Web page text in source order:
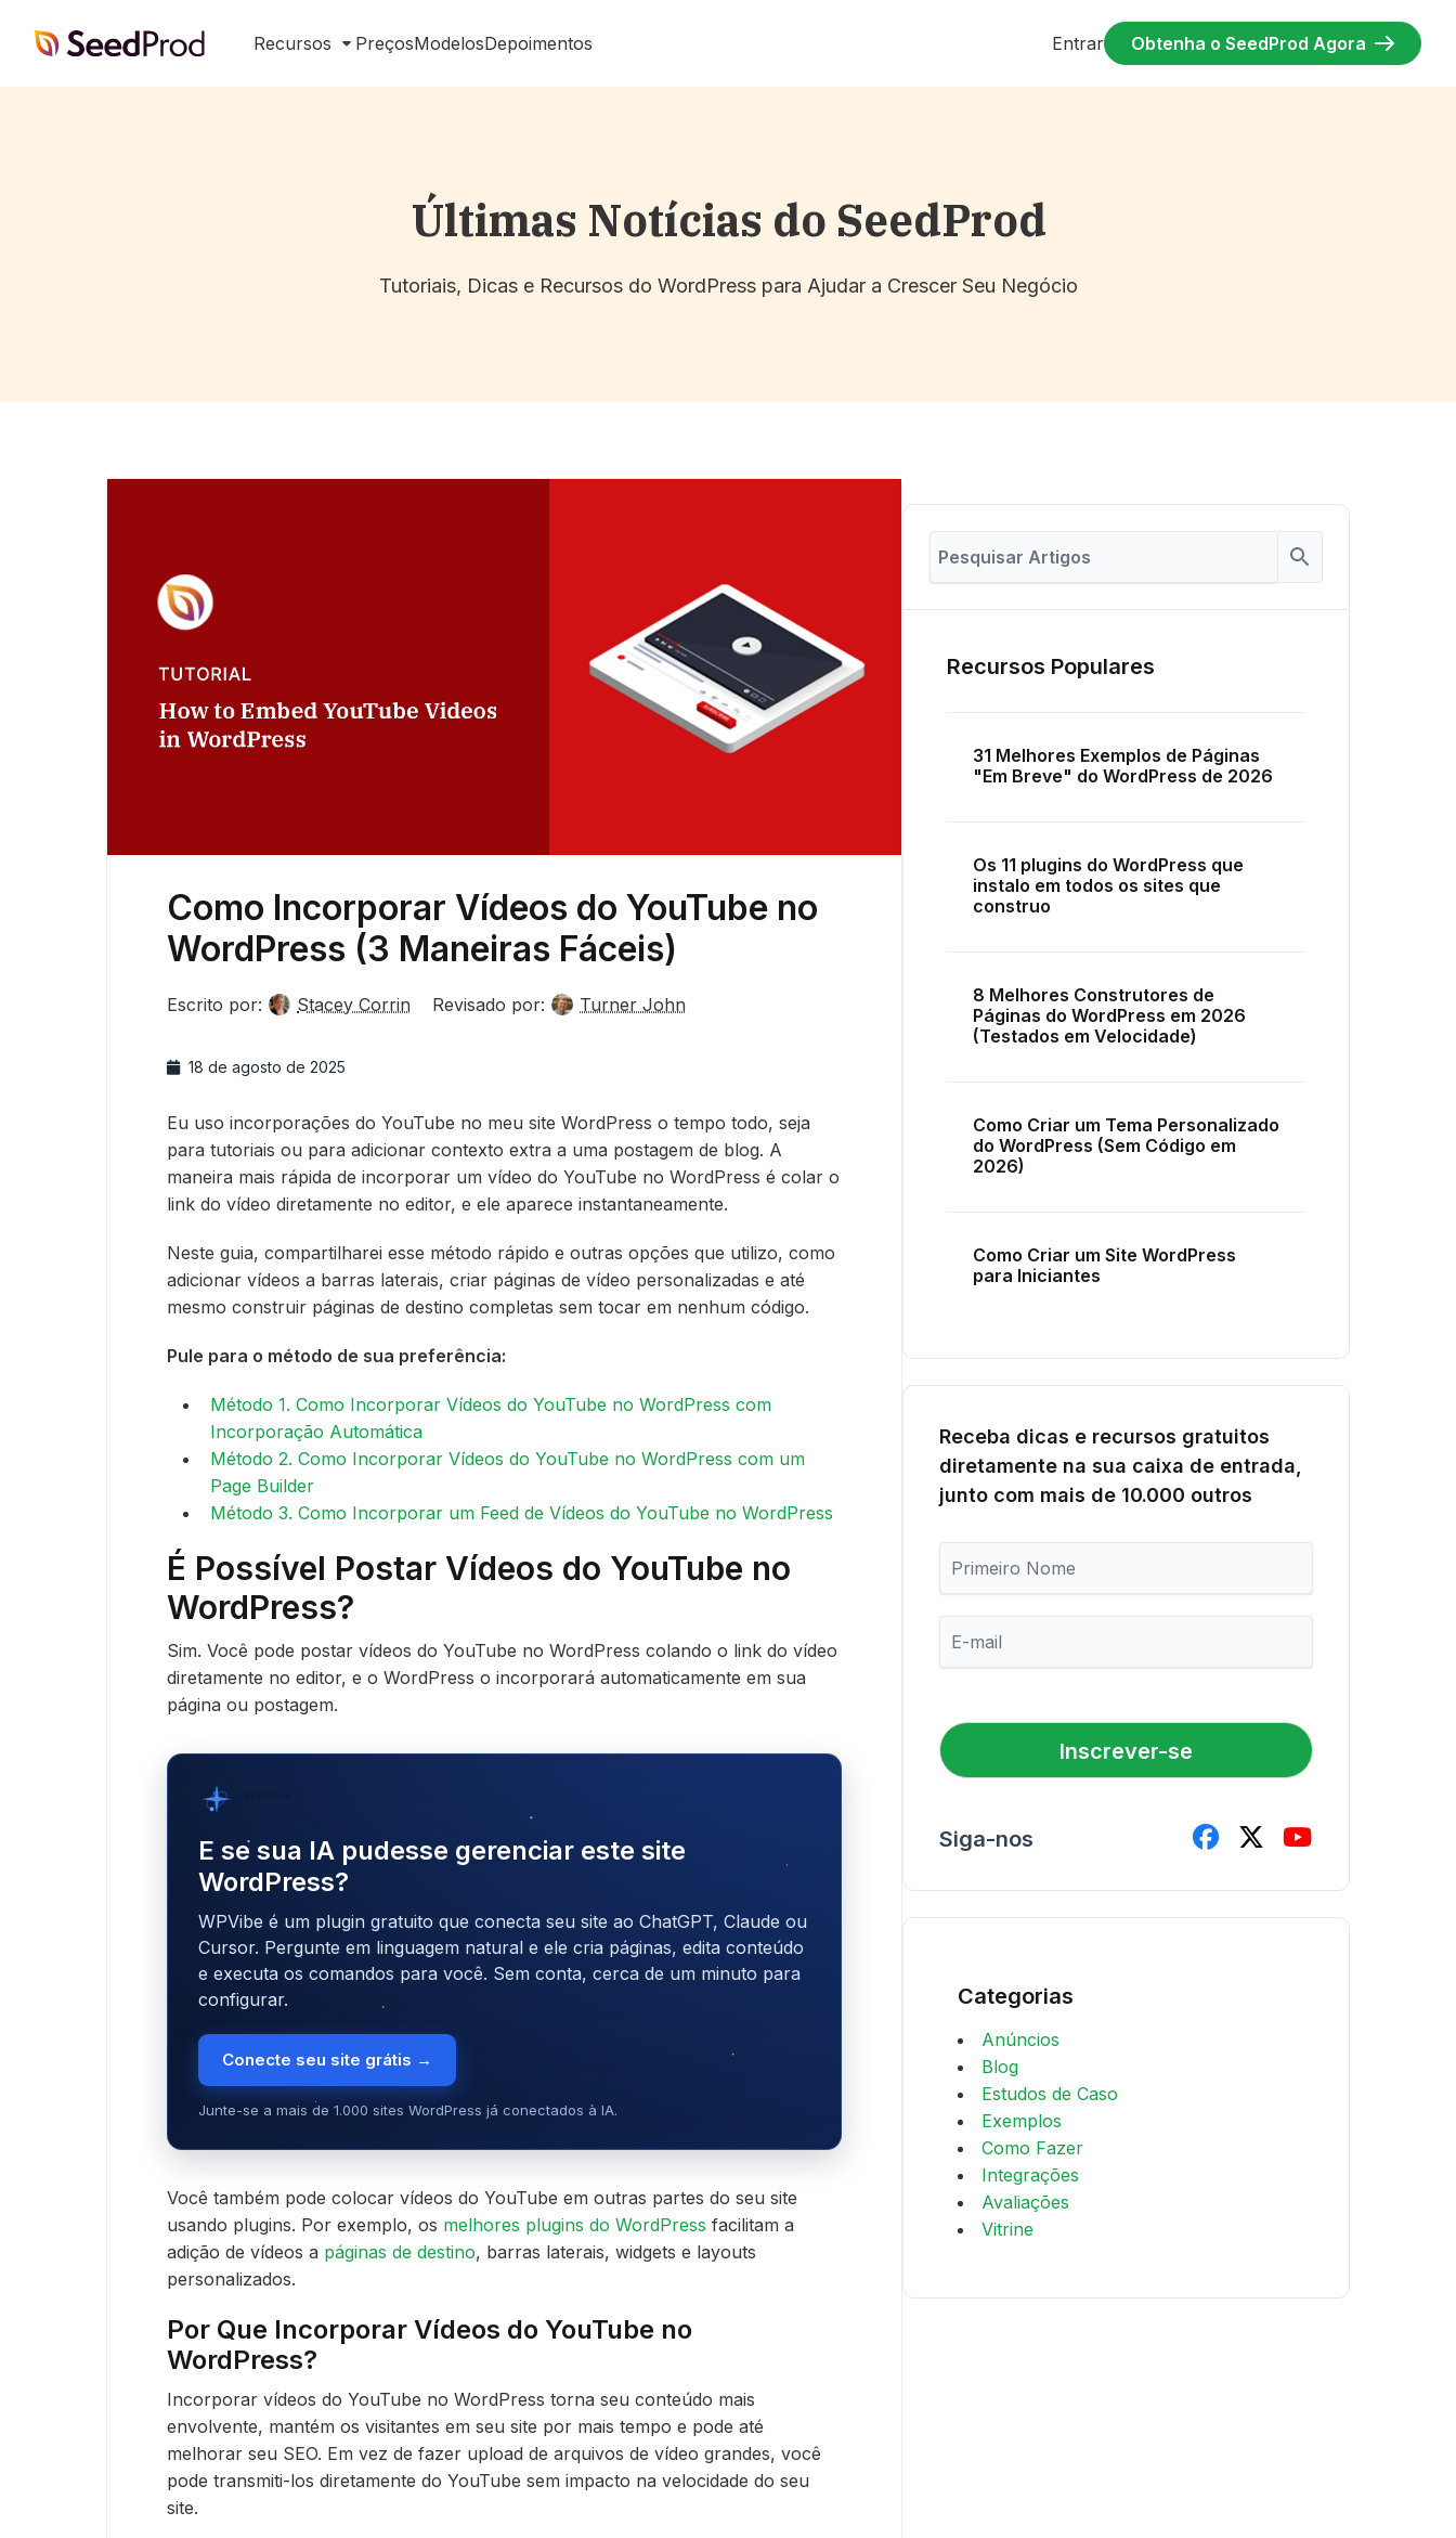
SeedProd Recursos PreçosModelosDepoimentos Entrar Obtenha o SeedProd Agora
Últimas Notícias do SeedProd
Tutoriais, Dicas e Recursos do WordPress para Ajudar a Crescer Seu Negócio
Como Incorporar Vídeos do YouTube no
WordPress (3 Maneiras Fáceis)
Escrito por: Stacey Corrin Revisado por: Turner John
18 de agosto de 2025
Eu uso incorporações do YouTube no meu site WordPress o tempo todo, seja
para tutoriais ou para adicionar contexto extra a uma postagem de blog. A
maneira mais rápida de incorporar um vídeo do YouTube no WordPress é colar o
link do vídeo diretamente no editor, e ele aparece instantaneamente.
Neste guia, compartilharei esse método rápido e outras opções que utilizo, como
adicionar vídeos a barras laterais, criar páginas de vídeo personalizadas e até
mesmo construir páginas de destino completas sem tocar em nenhum código.
Pule para o método de sua preferência:
Método 1. Como Incorporar Vídeos do YouTube no WordPress com
Incorporação Automática
Método 2. Como Incorporar Vídeos do YouTube no WordPress com um
Page Builder
Método 3. Como Incorporar um Feed de Vídeos do YouTube no WordPress
É Possível Postar Vídeos do YouTube no
WordPress?
Sim. Você pode postar vídeos do YouTube no WordPress colando o link do vídeo
diretamente no editor, e o WordPress o incorporará automaticamente em sua
página ou postagem.
E se sua IA pudesse gerenciar este site
WordPress?
WPVibe é um plugin gratuito que conecta seu site ao ChatGPT, Claude ou
Cursor. Pergunte em linguagem natural e ele cria páginas, edita conteúdo
e executa os comandos para você. Sem conta, cerca de um minuto para
configurar.
Conecte seu site grátis →
Junte-se a mais de 1.000 sites WordPress já conectados à IA.
Você também pode colocar vídeos do YouTube em outras partes do seu site
usando plugins. Por exemplo, os melhores plugins do WordPress facilitam a
adição de vídeos a páginas de destino, barras laterais, widgets e layouts
personalizados.
Por Que Incorporar Vídeos do YouTube no
WordPress?
Incorporar vídeos do YouTube no WordPress torna seu conteúdo mais
envolvente, mantém os visitantes em seu site por mais tempo e pode até
melhorar seu SEO. Em vez de fazer upload de arquivos de vídeo grandes, você
pode transmiti-los diretamente do YouTube sem impacto na velocidade do seu
site.
Recursos Populares
31 Melhores Exemplos de Páginas
"Em Breve" do WordPress de 2026
Os 11 plugins do WordPress que
instalo em todos os sites que
construo
8 Melhores Construtores de
Páginas do WordPress em 2026
(Testados em Velocidade)
Como Criar um Tema Personalizado
do WordPress (Sem Código em
2026)
Como Criar um Site WordPress
para Iniciantes
Receba dicas e recursos gratuitos
diretamente na sua caixa de entrada,
junto com mais de 10.000 outros
i
m
N
o
m
m
l
*
Inscrever-se
Siga-nos
Categorias
Anúncios
Blog
Estudos de Caso
Exemplos
Como Fazer
Integrações
Avaliações
Vitrine